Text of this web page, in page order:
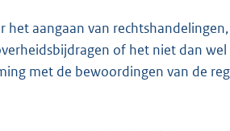
het aangaan van
of het niet dan
met de bewoordingen van de